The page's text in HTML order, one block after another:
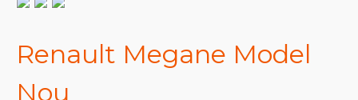
Renault Megane Model
Nou